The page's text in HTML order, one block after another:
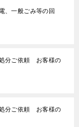
、一般ごみ等の回
処分ご依頼 お客様の
処分ご依頼 お客様の